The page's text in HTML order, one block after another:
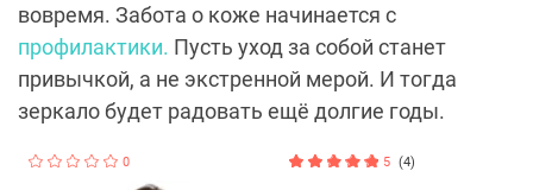
вовремя. Забота о коже начинается с
профилактики. Пусть уход за собой станет
привычкой, а не экстренной мерой. И тогда
зеркало будет радовать ещё долгие годы.
0 5 (4)